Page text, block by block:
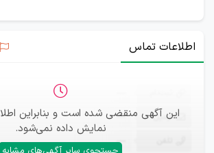
اطلاعات تماس
این آگهی منقضی شده است و بنابراین
نمایش داده نمی‌شود.
ایمیل —
—